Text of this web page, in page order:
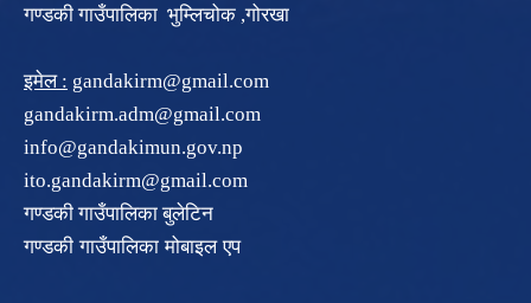
गण्डकी गाउँपालिका भुम्लिचोक ,गोरखा
इमेल : gandakirm@gmail.com
gandakirm.adm@gmail.com
info@gandakimun.gov.np
ito.gandakirm@gmail.com
गण्डकी गाउँपालिका बुलेटिन
गण्डकी गाउँपालिका मोबाइल एप